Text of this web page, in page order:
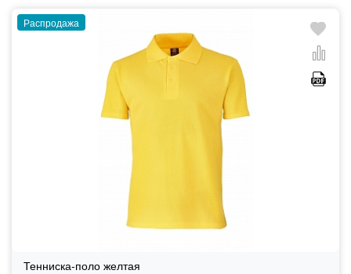
Распродажа
Тенниска-поло желтая